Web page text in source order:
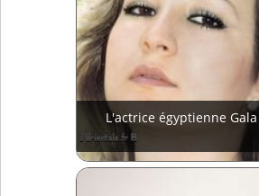
L'actrice égyptienne